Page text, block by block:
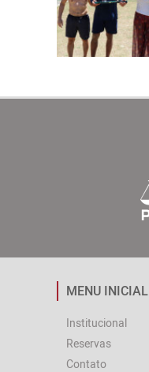
MENU INICIAL
Institucional
Reservas
Contato